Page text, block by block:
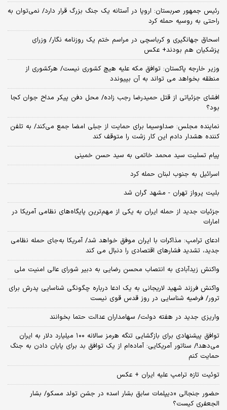
رئیس جمهور صربستان: اروپا در آستانه یک جنگ بزرگ قرار دارد/ نمی‌توان به
راحتی به روسیه حمله کرد
اسحاق جهانگیری و کرباسچی در مراسم ختم یک روزنامه نگار/ وزرای
پزشکیان هم بودند+ عکس
وزیر خارجه پاکستان: توافق مکه علیه هیچ کشوری نیست/ هرکشوری از
منطقه بخواهد می تواند به آن بپیوندد
افشای جزئیاتی از قتل حمیدرضا رجب زاده/ محل دفن پیکر مداح جوان کجا
بود؟
نماینده مجلس: صداوسیما برای حمایت از جبلی امضا جمع می‌کند/ به تلفن
کننده هشدار دادم این کار زشت را متوقف کند
پیام تسلیت سید محمد خاتمی به سید حسن خمینی
اسرائیل به جنوب لبنان حمله کرد
بلیت پرواز تهران - مشهد گران شد
جزئیات جدید از حمله ایران به یکی از مهم‌ترین پایگاه‌های نظامی آمریکا در
امارات
ادعای ترامپ: مذاکرات با ایران موفق خواهد شد/ آمریکا به‌جای حمله نظامی
جدید، تشدید فشارهای اقتصادی را دنبال می کند
واکنش زیدآبادی به انتصاب محسن رضایی به دبیر شورای عالی امنیت ملی
واکنش فرزند شهید لاریجانی به یک ادعا درباره چگونگی شناسایی پدرش برای
ترور/ فرضیه شناسایی در روز قدس قوی نیست
واریزی جدید در هفته دولت/ سهامداران عدالت حتما بخوانند
توافق پیشنهادی برای بازگشایی تنگه هرمز سالانه ۱۰۰ میلیارد دلار به ایران
می‌دهد!/ سناتور آمریکایی: آماده‌ام از یک توافق بد برای پایان دادن به جنگ
حمایت کنم
توئیت تازه ترامپ علیه ایران + عکس
حضور جنجالی «دیپلمات سابق بشار اسد» در جشن تولد مسکو/ بشار
الجعفری کیست؟